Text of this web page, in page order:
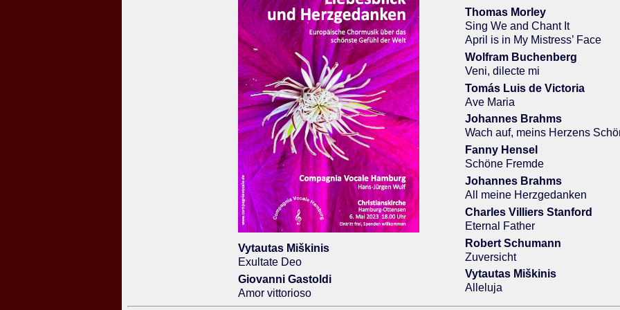
Vytautas Miškinis
Exultate Deo
Giovanni Gastoldi
Amor vittorioso
Thomas Morley
Sing We and Chant It
April is in My Mistress’ Face
Wolfram Buchenberg
Veni, dilecte mi
Tomás Luis de Victoria
Ave Maria
Johannes Brahms
Wach auf, meins Herzens
Fanny Hensel
Schöne Fremde
Johannes Brahms
All meine Herzgedanken
Charles Villiers Stanford
Eternal Father
Robert Schumann
Zuversicht
Vytautas Miškinis
Alleluja